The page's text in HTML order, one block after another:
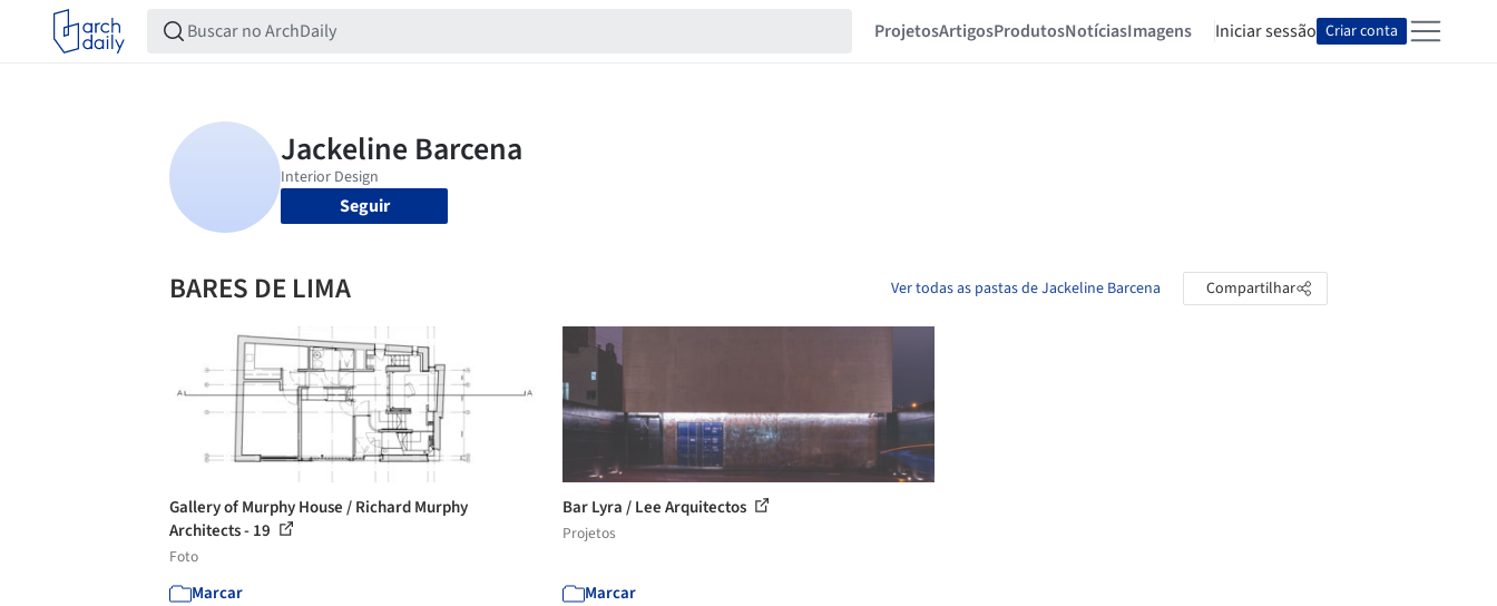
ProjetosArtigosProdutosNotíciasImagens Iniciar sessão Criar conta
Seguir
BARES DE LIMA Ver todas as pastas de Jackeline Barcena Compartilhar
Gallery of Murphy House / Richard Murphy
Architects - 19
Foto
Marcar
Bar Lyra / Lee Arquitectos
Projetos
Marcar